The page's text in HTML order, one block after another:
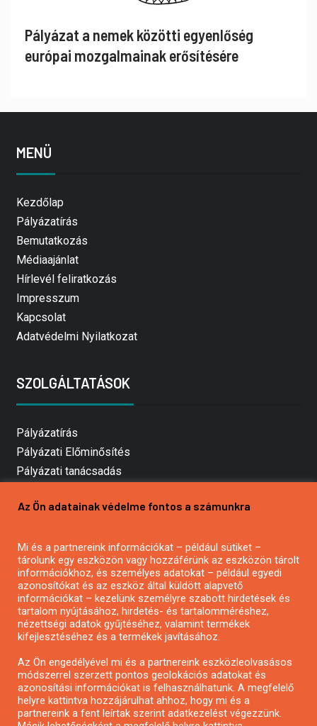
Pályázat a nemek közötti egyenlőség
európai mozgalmainak erősítésére
MENÜ
Kezdőlap
Pályázatírás
Bemutatkozás
Médiaajánlat
Hírlevél feliratkozás
Impresszum
Kapcsolat
Adatvédelmi Nyilatkozat
SZOLGÁLTATÁSOK
Pályázatírás
Pályázati Előminősítés
Pályázati tanácsadás
Mezőgazdasági pályázatírás
Pályázatírás civil szervezeteknek
Pályázatírás önkormányzatoknak
Pályázatfigyelés
Specifikus pályázatfigyelés vagy hírlevél
Pályázatok magánszemélyeknek
Pályázatok civil szervezeteknek
Az Ön adatainak védelme fontos a számunkra
Mi és a partnereink információkat – például sütiket –
tárolunk egy eszközön vagy hozzáférünk az eszközön tárolt
információkhoz, és személyes adatokat – például egyedi
azonosítókat és az eszköz által küldött alapvető
információkat – kezelünk személyre szabott hirdetések és
tartalom nyújtásához, hirdetés- és tartalomméréshez,
nézettségi adatok gyűjtéséhez, valamint termékek
kifejlesztéséhez és a termékek javításához.
Az Ön engedélyével mi és a partnereink eszközleolvasásos
módszerrel szerzett pontos geolokációs adatokat és
azonosítási információkat is felhasználhatunk. A megfelelő
helyre kattintva hozzájárulhat ahhoz, hogy mi és a
partnereink a fent leírtak szerint adatkezelést végezzünk.